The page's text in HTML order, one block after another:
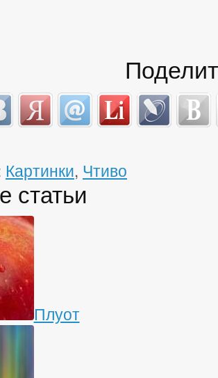
Картинки, Чтиво
статьи
Плуот